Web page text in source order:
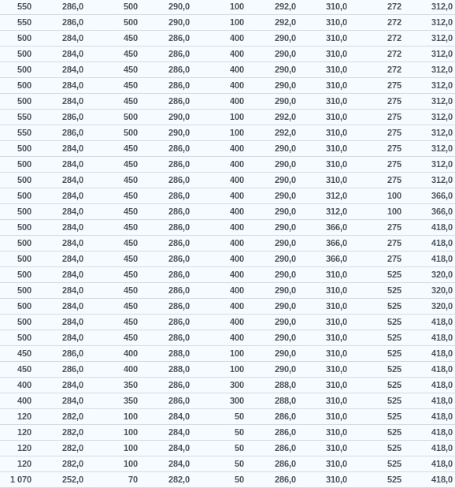
550 286,0 500 290,0 100 292,0 310,0 272 312,0
550 286,0 500 290,0 100 292,0 310,0 272 312,0
500 284,0 450 286,0 400 290,0 310,0 272 312,0
500 284,0 450 286,0 400 290,0 310,0 272 312,0
500 284,0 450 286,0 400 290,0 310,0 272 312,0
500 284,0 450 286,0 400 290,0 310,0 275 312,0
500 284,0 450 286,0 400 290,0 310,0 275 312,0
550 286,0 500 290,0 100 292,0 310,0 275 312,0
550 286,0 500 290,0 100 292,0 310,0 275 312,0
500 284,0 450 286,0 400 290,0 310,0 275 312,0
500 284,0 450 286,0 400 290,0 310,0 275 312,0
500 284,0 450 286,0 400 290,0 310,0 275 312,0
500 284,0 450 286,0 400 290,0 312,0 100 366,0
500 284,0 450 286,0 400 290,0 312,0 100 366,0
500 284,0 450 286,0 400 290,0 366,0 275 418,0
500 284,0 450 286,0 400 290,0 366,0 275 418,0
500 284,0 450 286,0 400 290,0 366,0 275 418,0
500 284,0 450 286,0 400 290,0 310,0 525 320,0
500 284,0 450 286,0 400 290,0 310,0 525 320,0
500 284,0 450 286,0 400 290,0 310,0 525 320,0
500 284,0 450 286,0 400 290,0 310,0 525 418,0
500 284,0 450 286,0 400 290,0 310,0 525 418,0
450 286,0 400 288,0 100 290,0 310,0 525 418,0
450 286,0 400 288,0 100 290,0 310,0 525 418,0
400 284,0 350 286,0 300 288,0 310,0 525 418,0
400 284,0 350 286,0 300 288,0 310,0 525 418,0
120 282,0 100 284,0 50 286,0 310,0 525 418,0
120 282,0 100 284,0 50 286,0 310,0 525 418,0
120 282,0 100 284,0 50 286,0 310,0 525 418,0
120 282,0 100 284,0 50 286,0 310,0 525 418,0
1 070 252,0 70 282,0 50 286,0 310,0 525 418,0